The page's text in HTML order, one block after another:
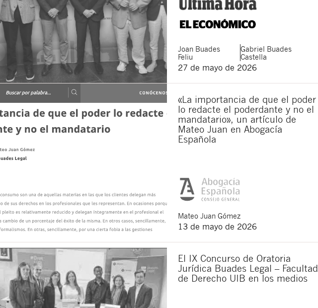
Joan Buades
Feliu
Gabriel Buades
Castella
27 de mayo de 2026
«La importancia de que el poder
lo redacte el poderdante y no el
mandatario», un artículo de
Mateo Juan en Abogacía
Española
Mateo Juan Gómez
13 de mayo de 2026
El IX Concurso de Oratoria
Jurídica Buades Legal – Facultad
de Derecho UIB en los medios